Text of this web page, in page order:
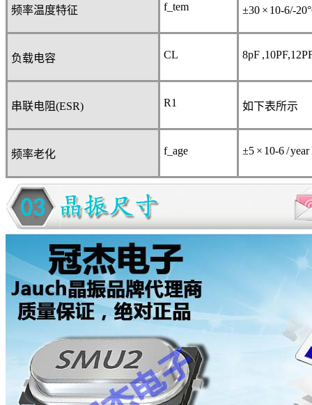
频率温度特征 f_tem ±30 × 10-6/-
负载电容 CL 8pF
串联电阻(ESR) R1 如下表所示
频率老化 f_age ±5 × 10-6/